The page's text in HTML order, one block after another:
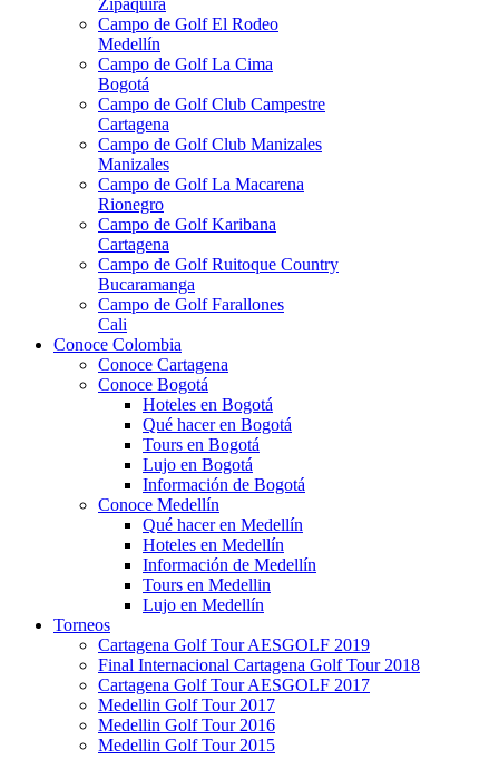
Zipaquirá
Campo de Golf El Rodeo
Medellín
Campo de Golf La Cima
Bogotá
Campo de Golf Club Campestre
Cartagena
Campo de Golf Club Manizales
Manizales
Campo de Golf La Macarena
Rionegro
Campo de Golf Karibana
Cartagena
Campo de Golf Ruitoque Country
Bucaramanga
Campo de Golf Farallones
Cali
Conoce Colombia
Conoce Cartagena
Conoce Bogotá
Hoteles en Bogotá
Qué hacer en Bogotá
Tours en Bogotá
Lujo en Bogotá
Información de Bogotá
Conoce Medellín
Qué hacer en Medellín
Hoteles en Medellín
Información de Medellín
Tours en Medellin
Lujo en Medellín
Torneos
Cartagena Golf Tour AESGOLF 2019
Final Internacional Cartagena Golf Tour 2018
Cartagena Golf Tour AESGOLF 2017
Medellin Golf Tour 2017
Medellin Golf Tour 2016
Medellin Golf Tour 2015